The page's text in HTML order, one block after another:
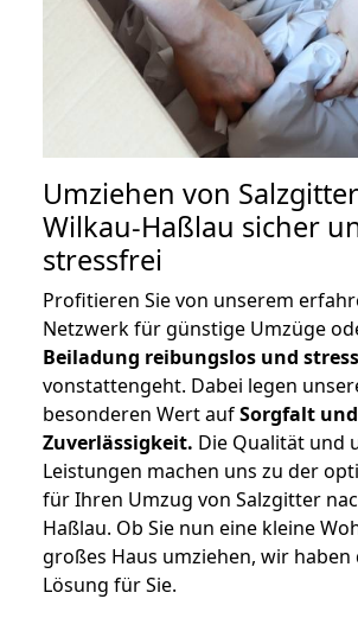
Umziehen von
Wilkau-Haßlau sicher
stressfrei
Profitieren Sie von unserem
Netzwerk für günstige Umzüge
Beiladung reibungslos und
vonstattengeht. Dabei legen
besonderen Wert aufSorgfalt und
Zuverlässigkeit. Die Qualität und
Leistungen machen uns zu der
für Ihren Umzug von Salzgitter
Haßlau. Ob Sie nun eine kleine
großes Haus umziehen, wir haben
Lösung für Sie.